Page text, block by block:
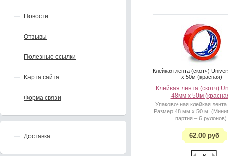
Новости
Отзывы
Полезные ссылки
Карта сайта
Форма связи
Доставка
Клейкая лента (скотч)
x 50м (красная)
Клейкая лента (скотч)
48мм x 50м
Упаковочная клейкая лента
Размер 48 мм х 50 м.
партия – 6 рулонов).
62.00 руб